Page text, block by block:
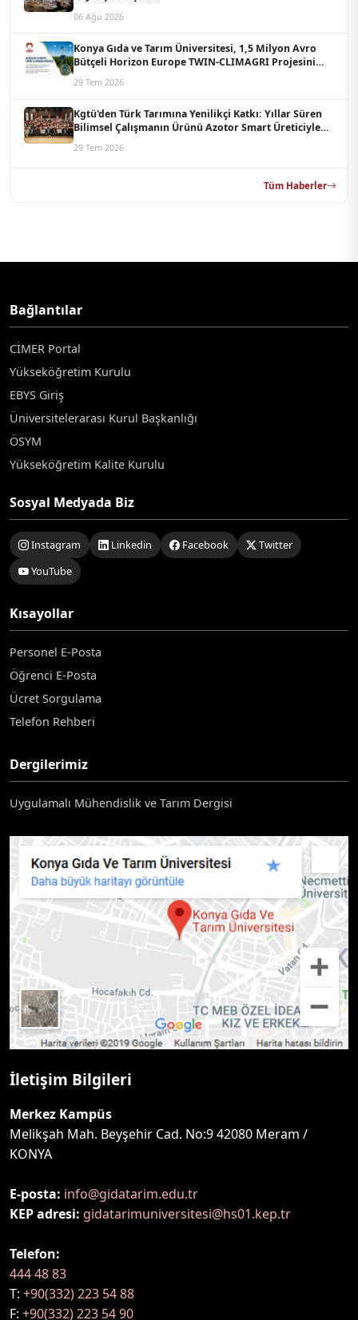
06 Ağu 2026
Konya Gıda ve Tarım Üniversitesi, 1,5 Milyon Avro
Bütçeli Horizon Europe TWIN-CLIMAGRI Projesini
29 Tem 2026
Kgtü'den Türk Tarımına Yenilikçi Katkı: Yıllar Süren
Bilimsel Çalışmanın Ürünü Azotor Smart Üreticiyle
29 Tem 2026
Tüm Haberler
Bağlantılar
CİMER Portal
Yükseköğretim Kurulu
EBYS Giriş
Üniversitelerarası Kurul Başkanlığı
ÖSYM
Yükseköğretim Kalite Kurulu
Sosyal Medyada Biz
Instagram Linkedin Facebook
Twitter
YouTube
Kısayollar
Personel E-Posta
Öğrenci E-Posta
Ücret Sorgulama
Telefon Rehberi
Dergilerimiz
Uygulamalı Mühendislik ve Tarım Dergisi
İletişim Bilgileri
Merkez Kampüs
Melikşah Mah. Beyşehir Cad. No:9 42080 Meram /
KONYA
E-posta: info@gidatarim.edu.tr
KEP adresi: gidatarimuniversitesi@hs01.kep.tr
Telefon:
444 48 83
T: +90(332) 223 54 88
F: +90(332) 223 54 90